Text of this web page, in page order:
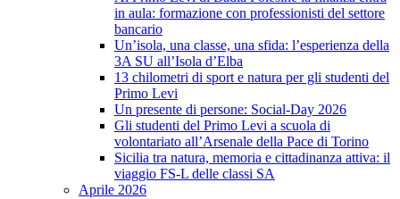
in aula: formazione con professionisti del settore
bancario
Un’isola, una classe, una sfida: l’esperienza della
3A SU all’Isola d’Elba
13 chilometri di sport e natura per gli studenti del
Primo Levi
Un presente di persone: Social-Day 2026
Gli studenti del Primo Levi a scuola di
volontariato all’Arsenale della Pace di Torino
Sicilia tra natura, memoria e cittadinanza attiva: il
viaggio FS-L delle classi SA
Aprile 2026